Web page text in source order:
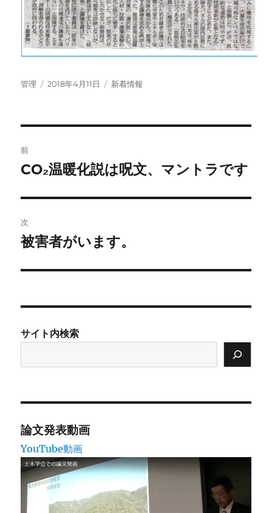
投
管理
投
2018年4月11日
カ
新着情報
稿
ビ
ゲ
ー
ン
前
前
投
稿:
CO₂温暖化説は呪文、マントラです
次
次
投
被害者がいます。
サイト内検索
論文発表動画
YouTube動画